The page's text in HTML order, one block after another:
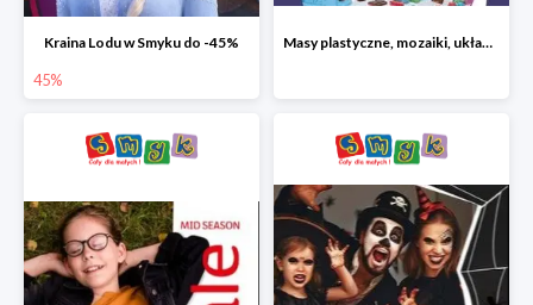
Kraina Lodu w Smyku do -45%
45%
Masy plastyczne, mozaiki, układanki do -45%